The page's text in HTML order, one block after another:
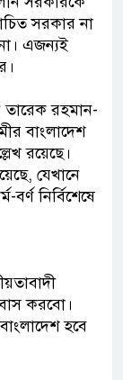
সরকার না
এজন্যই
তারেক রহমান-
বাংলাদেশ
রয়েছে।
যেখানে
নির্বিশেষে
করবো।
হবে